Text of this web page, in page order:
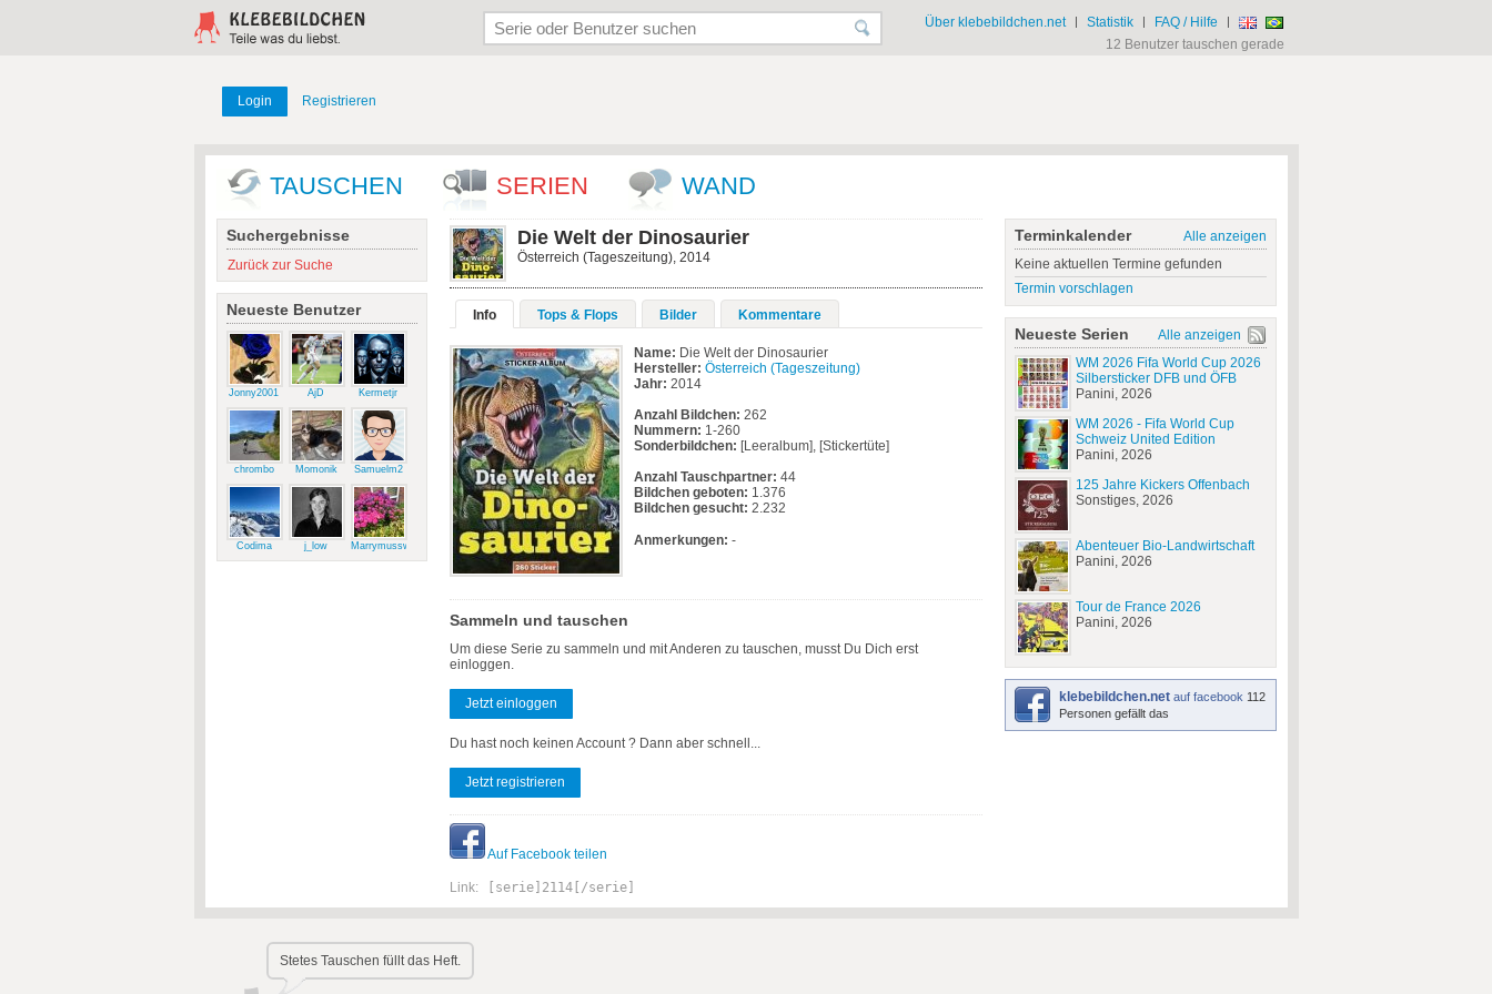
Über klebebildchen.net | Statistik | FAQ / Hilfe |
12 Benutzer tauschen gerade
Login Registrieren
TAUSCHEN SERIEN WAND
Suchergebnisse
Zurück zur Suche
Neueste Benutzer
Jonny2001 AjD Kermetjr
chrombo Momonik Samuelm2
Codima j_low Marrymussweg
Die Welt der Dinosaurier
Österreich (Tageszeitung), 2014
Info Tops & Flops Bilder Kommentare
Name: Die Welt der Dinosaurier
Hersteller: Österreich (Tageszeitung)
Jahr: 2014
Anzahl Bildchen: 262
Nummern: 1-260
Sonderbildchen: [Leeralbum], [Stickertüte]
Anzahl Tauschpartner: 44
Bildchen geboten: 1.376
Bildchen gesucht: 2.232
Anmerkungen: -
Sammeln und tauschen
Um diese Serie zu sammeln und mit Anderen zu tauschen, musst Du Dich erst
einloggen.
Jetzt einloggen
Du hast noch keinen Account ? Dann aber schnell...
Jetzt registrieren
Auf Facebook teilen
Link: [serie]2114[/serie]
Terminkalender
Alle anzeigen
Keine aktuellen Termine gefunden
Termin vorschlagen
Neueste Serien
Alle anzeigen
WM 2026 Fifa World Cup 2026
Silbersticker DFB und ÖFB
Panini, 2026
WM 2026 - Fifa World Cup
Schweiz United Edition
Panini, 2026
125 Jahre Kickers Offenbach
Sonstiges, 2026
Abenteuer Bio-Landwirtschaft
Panini, 2026
Tour de France 2026
Panini, 2026
klebebildchen.netauf facebook 112
Personen gefällt das
Stetes Tauschen füllt das Heft.